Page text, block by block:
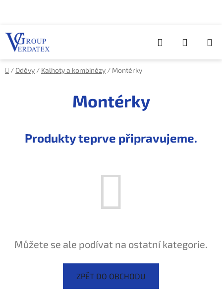
Hledat
KOŠÍK
Domů
/ Oděvy / Kalhoty a kombinézy / Montérky
Montérky
Produkty teprve připravujeme.
Můžete se ale podívat na ostatní kategorie.
ZPĚT DO OBCHODU